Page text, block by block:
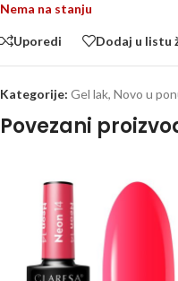
Nema na stanju
Uporedi Dodaj u listu
Kategorije: Gel lak, Novo u
Povezani